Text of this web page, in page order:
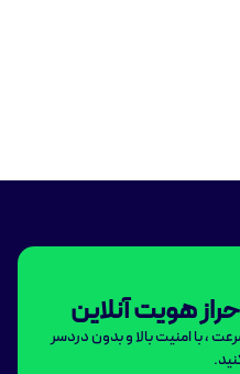
هویت آنلاین
، با امنیت بالا و بدون دردسر